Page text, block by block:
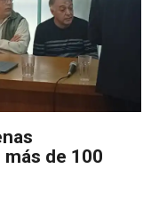
de 100